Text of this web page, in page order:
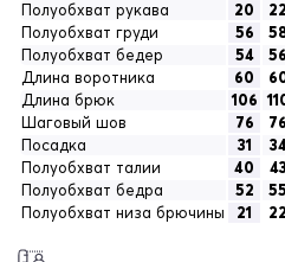
Полуобхват рукава
20 22
Полуобхват груди
56
Полуобхват бедер
54 56
Длина воротника
60
Длина брюк
106
Шаговый шов
76 76
Посадка
31
Полуобхват талии
40 43
Полуобхват бедра
52 55
Полуобхват низа брючины
21 22